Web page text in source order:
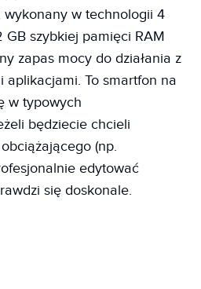
w technologii 4
GB szybkiej pamięci RAM
zapas mocy do działania z
To smartfon na
w typowych
będziecie chcieli
(np.
edytować
się doskonale.